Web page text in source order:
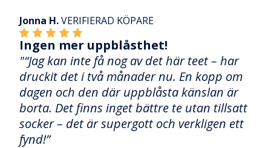
Jonna H.VERIFIERAD KÖPARE
Ingen mer uppblåsthet!
"“Jag kan inte få nog av det här teet – har
druckit det i två månader nu. En kopp om
dagen och den där uppblåsta känslan är
borta. Det finns inget bättre te utan tillsatt
socker – det är supergott och verkligen ett
fynd!”